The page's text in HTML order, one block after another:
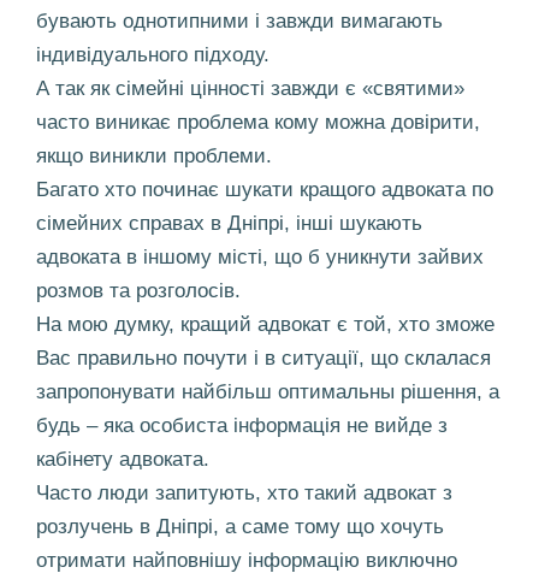
бувають однотипними і завжди вимагають
індивідуального підходу.
А так як сімейні цінності завжди є «святими»
часто виникає проблема кому можна довірити,
якщо виникли проблеми.
Багато хто починає шукати кращого адвоката по
сімейних справах в Дніпрі, інші шукають
адвоката в іншому місті, що б уникнути зайвих
розмов та розголосів.
На мою думку, кращий адвокат є той, хто зможе
Вас правильно почути і в ситуації, що склалася
запропонувати найбільш оптимальны рішення, а
будь – яка особиста інформація не вийде з
кабінету адвоката.
Часто люди запитують, хто такий адвокат з
розлучень в Дніпрі, а саме тому що хочуть
отримати найповнішу інформацію виключно